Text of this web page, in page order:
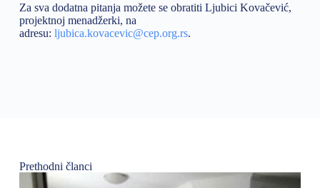
Za sva dodatna pitanja možete se obratiti Ljubici Kovačević,
projektnoj menadžerki, na
adresu: ljubica.kovacevic@cep.org.rs.
Prethodni članci